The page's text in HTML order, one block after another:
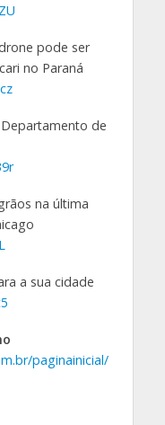
pode ser
no Paraná
de
na última
a sua cidade
paginainicial/